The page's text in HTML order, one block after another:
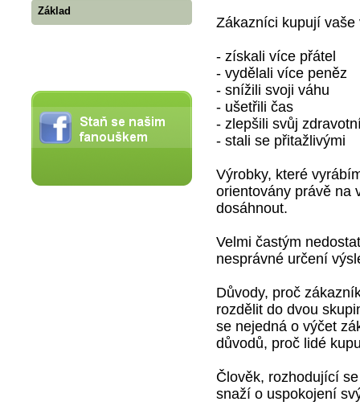
Základ
Zákazníci kupují
- získali více přátel
- vydělali více peněz
- snížili svoji váhu
- ušetřili čas
- zlepšili svůj
- stali se přitažlivými
Výrobky, které
orientovány právě na
dosáhnout.
Velmi častým
nesprávné určení
Důvody, proč
rozdělit do dvou
se nejedná o výčet
důvodů, proč lidé
Člověk, rozhodující
snaží o uspokojení